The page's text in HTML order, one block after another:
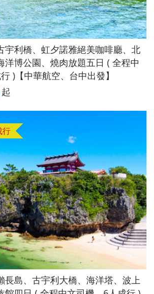
宇利橋、虹夕諾雅絕美咖啡廳、北
洋博公園、燒肉放題五日 ( 全程中
)【中華航空、台中出發】
起
行
長島、古宇利大橋、海洋塔、波上